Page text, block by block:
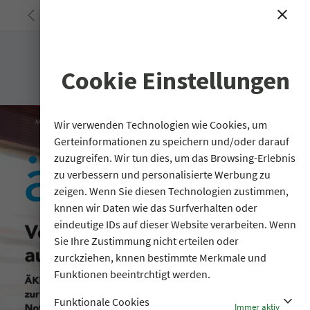
< close
Cookie Einstellungen
Wir verwenden Technologien wie Cookies, um
Gerteinformationen zu speichern und/oder darauf
zuzugreifen. Wir tun dies, um das Browsing-Erlebnis
zu verbessern und personalisierte Werbung zu
zeigen. Wenn Sie diesen Technologien zustimmen,
knnen wir Daten wie das Surfverhalten oder
eindeutige IDs auf dieser Website verarbeiten. Wenn
Sie Ihre Zustimmung nicht erteilen oder
zurckziehen, knnen bestimmte Merkmale und
Funktionen beeintrchtigt werden.
Funktionale Cookies
Immer aktiv stat_minus_1